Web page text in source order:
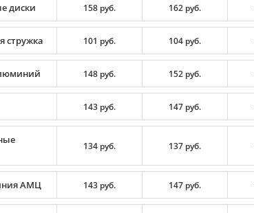
диски 158 руб. 162 руб.
стружка 101 руб. 104 руб.
148 руб. 152 руб.
143 руб. 147 руб.
134 руб. 137 руб.
АМЦ 143 руб. 147 руб.